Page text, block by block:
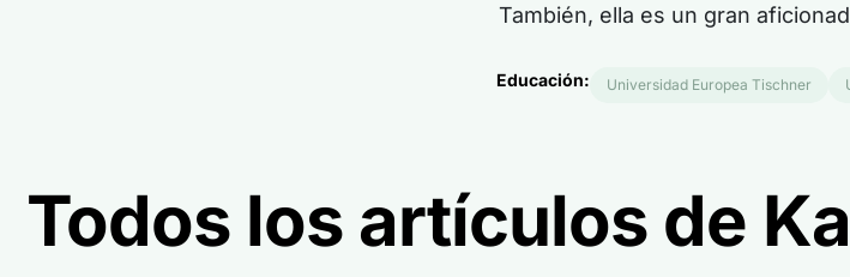
También, ella es un gran
Educación: Universidad Europea Tischner
Todos los artículos de